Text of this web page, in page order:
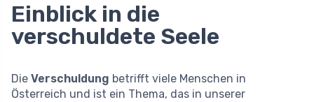
Einblick in die
verschuldete Seele
Die Verschuldung betrifft viele Menschen in
Österreich und ist ein Thema, das in unserer